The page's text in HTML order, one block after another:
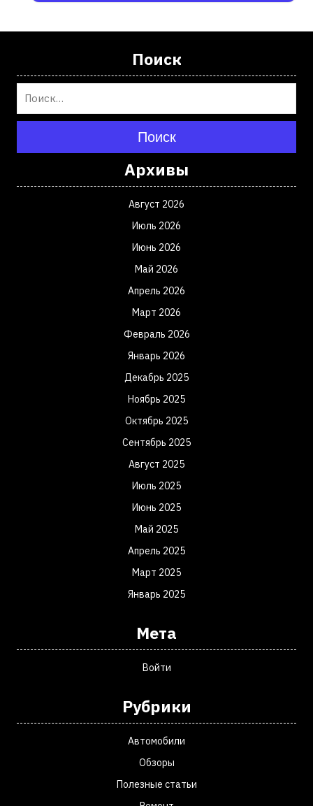
Поиск
Поиск
Архивы
Август 2026
Июль 2026
Июнь 2026
Май 2026
Апрель 2026
Март 2026
Февраль 2026
Январь 2026
Декабрь 2025
Ноябрь 2025
Октябрь 2025
Сентябрь 2025
Август 2025
Июль 2025
Июнь 2025
Май 2025
Апрель 2025
Март 2025
Январь 2025
Мета
Войти
Рубрики
Автомобили
Обзоры
Полезные статьи